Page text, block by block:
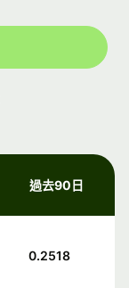
過去90日
0.2518